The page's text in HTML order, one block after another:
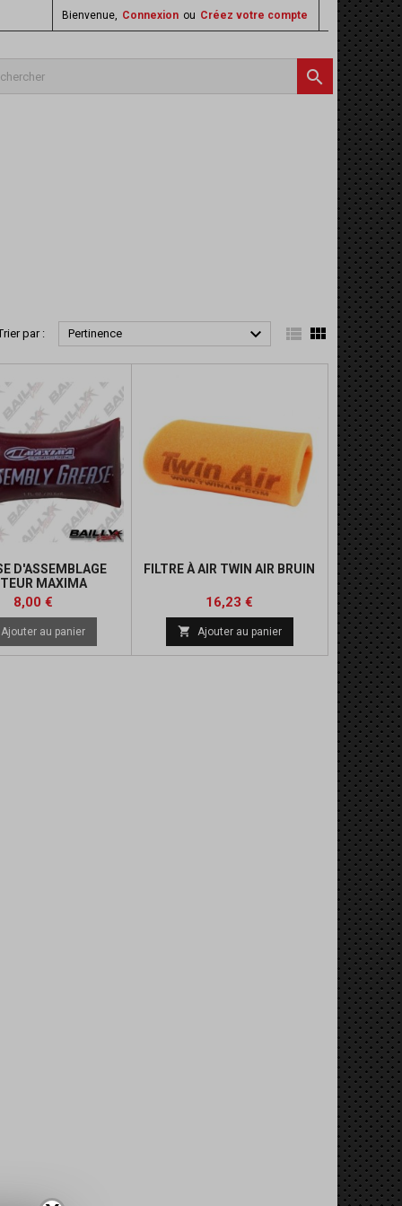
Bienvenue, Connexion ou Créez votre compte

par : Pertinence   
D'ASSEMBLAGE
MAXIMA
Prix
8,00 €
Ajouter au panier
FILTRE À AIR TWIN AIR BRUIN
Prix
16,23 €
base
 Ajouter au panier